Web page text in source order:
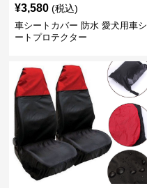
¥3,580 (税込)
車シートカバー 防水 愛犬用車シ
ートプロテクター